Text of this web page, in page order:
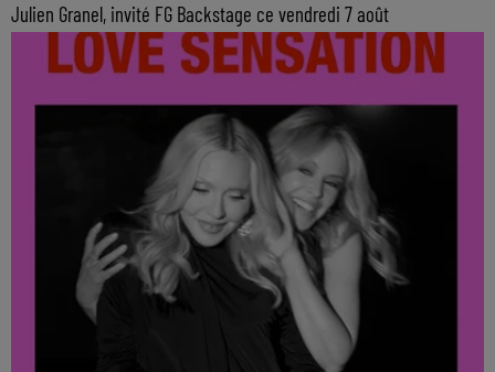
Julien Granel, invité FG Backstage ce vendredi 7 août